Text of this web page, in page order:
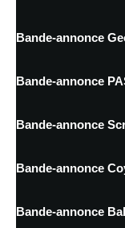
Bande-annonce
Bande-annonce
Bande-annonce
Bande-annonce
Bande-annonce